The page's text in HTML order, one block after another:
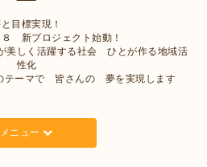
目標実現！
８ 新プロジェクト始動！
美しく活躍する社会 ひとが作る地域活
性化
テーマで 皆さんの 夢を実現します
メニュー